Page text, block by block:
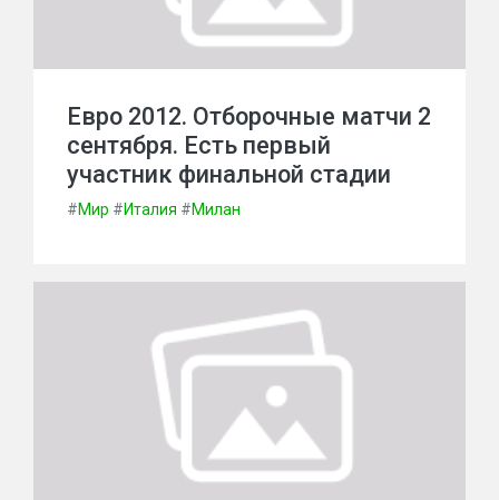
Евро 2012. Отборочные матчи 2
сентября. Есть первый
участник финальной стадии
#Мир #Италия #Милан